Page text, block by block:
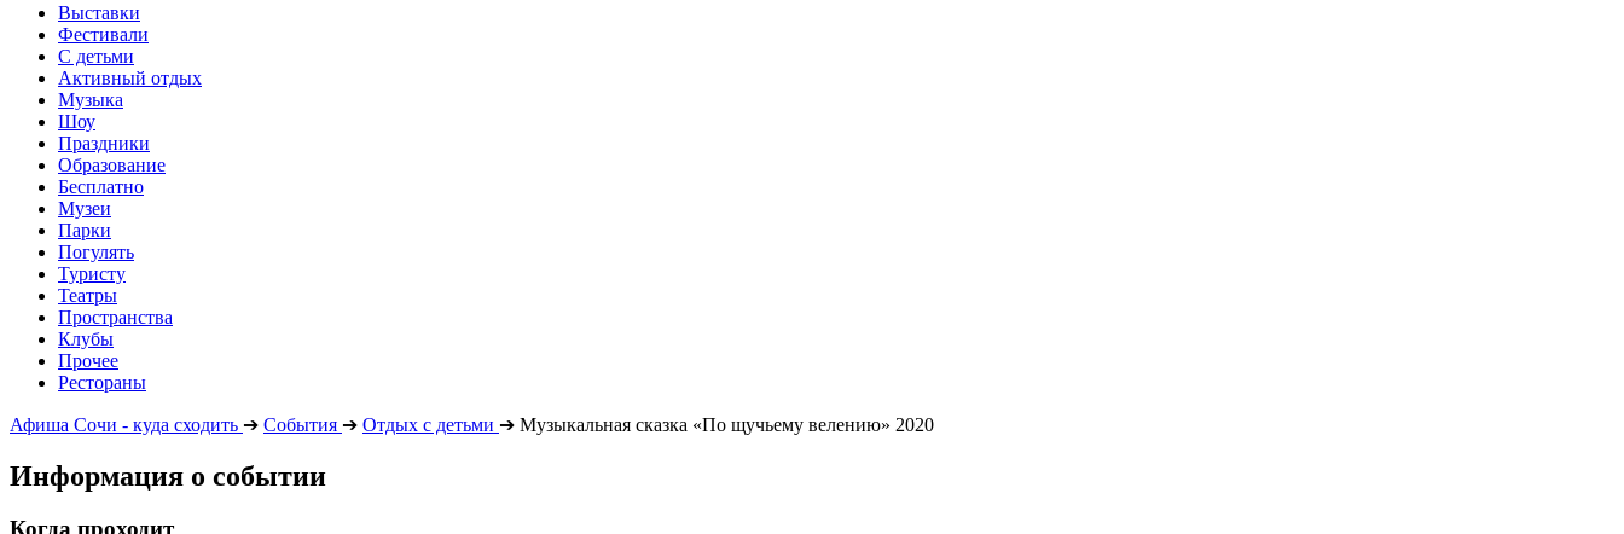
Выставки
Фестивали
С детьми
Активный отдых
Музыка
Шоу
Праздники
Образование
Бесплатно
Музеи
Парки
Погулять
Туристу
Театры
Пространства
Клубы
Прочее
Рестораны
Афиша Сочи - куда сходить ➔ События ➔ Отдых с детьми ➔ Музыкальная сказка «По щучьему велению» 2020
Информация о событии